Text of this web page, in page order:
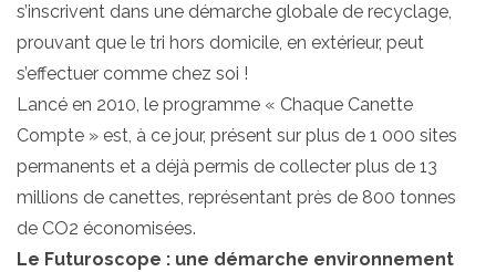
s’inscrivent dans une démarche globale de recyclage,
prouvant que le tri hors domicile, en extérieur, peut
s’effectuer comme chez soi !
Lancé en 2010, le programme « Chaque Canette
Compte » est, à ce jour, présent sur plus de 1 000 sites
permanents et a déjà permis de collecter plus de 13
millions de canettes, représentant près de 800 tonnes
de CO2 économisées.
Le Futuroscope : une démarche environnement